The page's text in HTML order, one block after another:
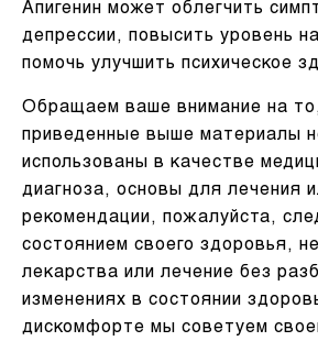
Апигенин может облегчить
депрессии, повысить уровень
помочь улучшить психическое
Обращаем ваше внимание на
приведенные выше материалы
использованы в качестве
диагноза, основы для лечения
рекомендации, пожалуйста,
состоянием своего здоровья,
лекарства или лечение без
изменениях в состоянии
дискомфорте мы советуем